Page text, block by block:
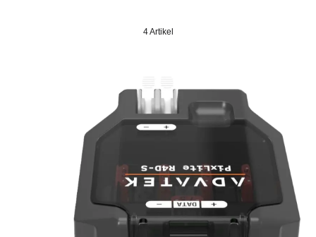
4 Artikel